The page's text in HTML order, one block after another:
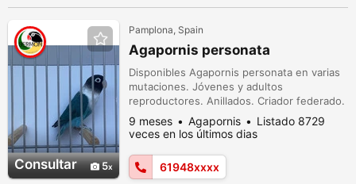
Consultar 5
Pamplona, Spain
Agapornis personata
Disponibles Agapornis personata en varias
mutaciones. Jóvenes y adultos
reproductores. Anillados. Criador federado.
Para más información contactar por
WhatsApp.
9 meses Agapornis
Listado 8729
veces en los últimos dias
61948xxxx